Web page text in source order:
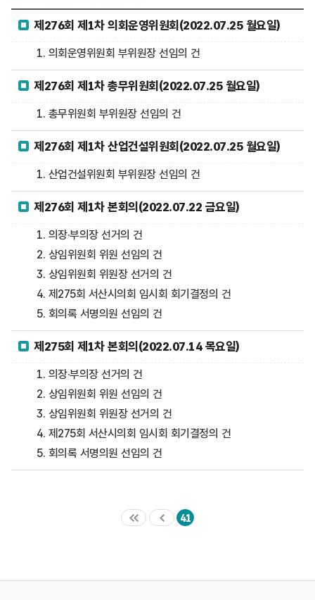
제276회 제1차 의회운영위원회(2022.07.25 월요일)
1. 의회운영위원회 부위원장 선임의 건
제276회 제1차 총무위원회(2022.07.25 월요일)
1. 총무위원회 부위원장 선임의 건
제276회 제1차 산업건설위원회(2022.07.25 월요일)
1. 산업건설위원회 부위원장 선임의 건
제276회 제1차 본회의(2022.07.22 금요일)
1. 의장·부의장 선거의 건
2. 상임위원회 위원 선임의 건
3. 상임위원회 위원장 선거의 건
4. 제275회 서산시의회 임시회 회기결정의 건
5. 회의록 서명의원 선임의 건
제275회 제1차 본회의(2022.07.14 목요일)
1. 의장·부의장 선거의 건
2. 상임위원회 위원 선임의 건
3. 상임위원회 위원장 선거의 건
4. 제275회 서산시의회 임시회 회기결정의 건
5. 회의록 서명의원 선임의 건
41